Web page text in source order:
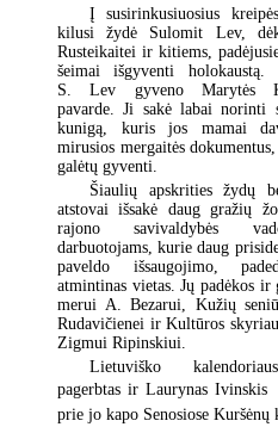
Į susirinkusiuosius
kilusi žydė Sulomit Lev,
Rusteikaitei ir kitiems,
šeimai išgyventi holokaustą.
S. Lev gyveno Marytės
pavarde. Ji sakė labai norinti
kunigą, kuris jos mamai
mirusios mergaitės
galėtų gyventi.
Šiaulių apskrities žydų
atstovai išsakė daug gražių
rajono savivaldybės
darbuotojams, kurie daug
paveldo išsaugojimo,
atmintinas vietas. Jų padėkos ir
merui A. Bezarui, Kužių
Rudavičienei ir Kultūros
Zigmui Ripinskiui.
Lietuviško
pagerbtas ir Laurynas Ivinskis
prie jo kapo Senosiose Kuršėnų